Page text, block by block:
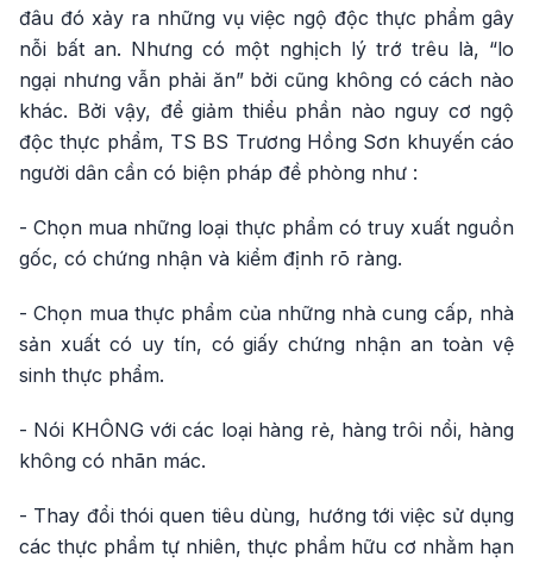
đâu đó xảy ra những vụ việc ngộ độc thực phẩm gây
nỗi bất an. Nhưng có một nghịch lý trớ trêu là, “lo
ngại nhưng vẫn phải ăn” bởi cũng không có cách nào
khác. Bởi vậy, để giảm thiểu phần nào nguy cơ ngộ
độc thực phẩm, TS BS Trương Hồng Sơn khuyến cáo
người dân cần có biện pháp đề phòng như :
- Chọn mua những loại thực phẩm có truy xuất nguồn
gốc, có chứng nhận và kiểm định rõ ràng.
- Chọn mua thực phẩm của những nhà cung cấp, nhà
sản xuất có uy tín, có giấy chứng nhận an toàn vệ
sinh thực phẩm.
- Nói KHÔNG với các loại hàng rẻ, hàng trôi nổi, hàng
không có nhãn mác.
- Thay đổi thói quen tiêu dùng, hướng tới việc sử dụng
các thực phẩm tự nhiên, thực phẩm hữu cơ nhằm hạn